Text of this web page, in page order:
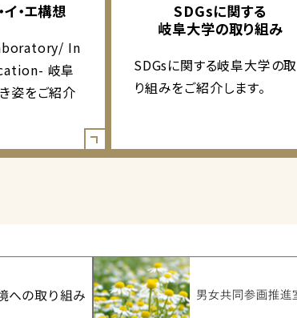
イ・エ構想
In
岐阜
姿をご紹介
SDGsに関する
岐阜大学の取り組み
SDGsに関する岐阜大学の取
り組みをご紹介します。